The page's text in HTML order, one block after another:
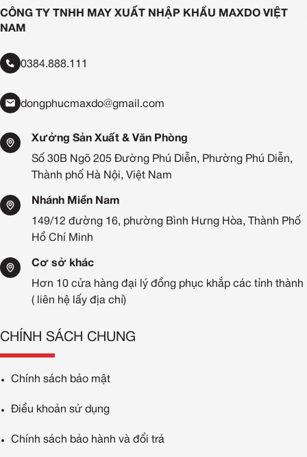
CÔNG TY TNHH MAY XUẤT NHẬP KHẨU MAXDO VIỆT
NAM
0384.888.111
dongphucmaxdo@gmail.com
Xưởng Sản Xuất & Văn Phòng
Số 30B Ngõ 205 Đường Phú Diễn, Phường Phú Diễn,
Thành phố Hà Nội, Việt Nam
Nhánh Miền Nam
149/12 đường 16, phường Bình Hưng Hòa, Thành Phố
Hồ Chí Minh
Cơ sở khác
Hơn 10 cửa hàng đại lý đồng phục khắp các tỉnh thành
( liên hệ lấy địa chỉ)
CHÍNH SÁCH CHUNG
Chính sách bảo mật
Điều khoản sử dụng
Chính sách bảo hành và đổi trả